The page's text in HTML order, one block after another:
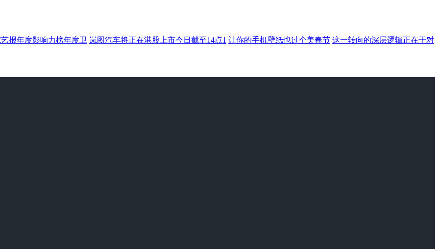
报年度影响力榜年度卫 岚图汽车将正在港股上市今日截至14点1 让你的手机壁纸也过个美春节 这一转向的深层逻辑正在于对